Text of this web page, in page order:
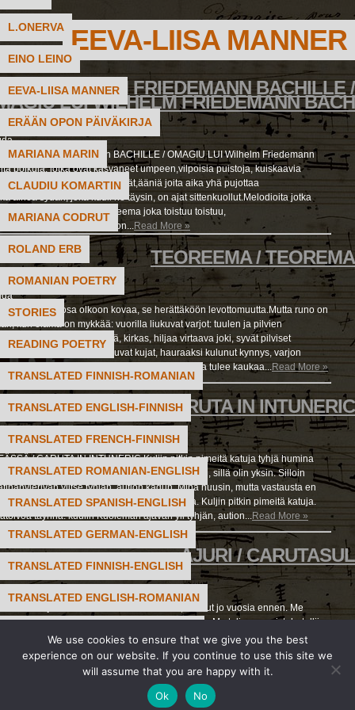
L.ONERVA
EINO LEINO
EEVA-LIISA MANNER
ERÄÄN OPON PÄIVÄKIRJA
MARIANA MARIN
CLAUDIU KOMARTIN
MARIANA CODRUT
ROLAND ERB
ROMANIAN POETRY
STORIES
READING POETRY
TRANSLATED FINNISH-ROMANIAN
TRANSLATED ENGLISH-FINNISH
TRANSLATED FRENCH-FINNISH
TRANSLATED ROMANIAN-ENGLISH
TRANSLATED SPANISH-ENGLISH
TRANSLATED GERMAN-ENGLISH
TRANSLATED FINNISH-ENGLISH
TRANSLATED ENGLISH-ROMANIAN
TRANSLATED FRENCH-ENGLISH
TRANSLATED ROMANIAN-FRENCH
EEVA-LIISA MANNER
WILHELM FRIEDEMANN BACHILLE /
LUI WILHELM FRIEDEMANN BACH
Wilhelm Friedemann BACHILLE / OMAGIU LUI Wilhelm Friedemann
polkuja, jotka ovat kasvaneet umpeen,vilpoisia puistoja, kuiskaavia
joiden keinut ovat tyhjät,ääniä joita aika yhä pujottaa
ainoa sydän, joka kuuli ne täysin, on ajat sittenkuollut.Melodioita jotka
ja vakavasti,surullinen teema joka toistuu toistuu,
kaikki rakkaus on...Read More »
TEOREEMA / TEOREMA
Proosa olkoon kovaa, se herättäköön levottomuutta.Mutta runo on
kun elämä on mykkää: vuorilla liukuvat varjot: tuulen ja pilvien
tai elämän: kirkas, hämärä, kirkas, hiljaa virtaava joki, syvät pilviset
talot, lämpöä huokuvat kujat, hauraaksi kulunut kynnys, varjon
askel huoneen hämäryyteen, kirje joka tulee kaukaa...Read More »
PIMEÄSSÄ / CARUTA IN INTUNERIC
/ CARUTA IN INTUNERIC Kuljin pitkin pimeitä katuja tyhjä humina
nyyhkytyksen vapisuttamana. Olin onneton, sillä olin yksin. Silloin
ylitse tyhjän, aution kadun. Minä huusin, mutta vastausta en
kuuluvistaottamatta minua mukaansa. Kuljin pitkin pimeitä katuja.
täynnä: kuulin Kuoleman ajavan yli tyhjän, aution...Read More »
AJURI / CARUTASUL
Oli ajurinrattailla vieressäin isoäitini, kuollut jo vuosia ennen. Me
päinkuin lapsuusaikana, kirkkoon mennen. Me tulimme puistohotelliin.
hämmästyvin näin enkelin astuvan ovesta, – niin, hän mummolle kumarsi:
mummo suuteli: – Jatka sinä, rakas, matkaasi, toimita asias. Tule tänne,
kasniin...
Read More »
COPYRIGHT © 2025 BY MAGDALENA BIELA. ALL RIGHTS RESERVED.
We use cookies to ensure that we give you the best
experience on our website. If you continue to use this site we
will assume that you are happy with it.
Ok
No